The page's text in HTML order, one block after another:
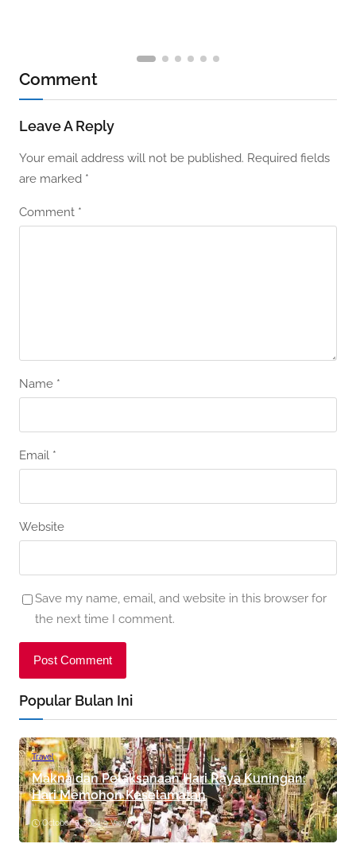
Comment
Leave A Reply
Your email address will not be published. Required fields
are marked *
Comment *
Name *
Email *
Website
Save my name, email, and website in this browser for
the next time I comment.
Popular Bulan Ini
Travel
Makna dan Pelaksanaan Hari Raya Kuningan:
Hari Memohon Keselamatan
October 8, 2024•9 Views